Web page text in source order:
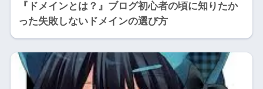
『ドメインとは？』ブログ初心者の頃に知りたか
った失敗しないドメインの選び方